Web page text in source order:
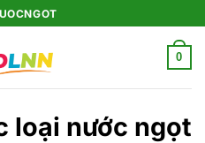
0
loại nước ngọt